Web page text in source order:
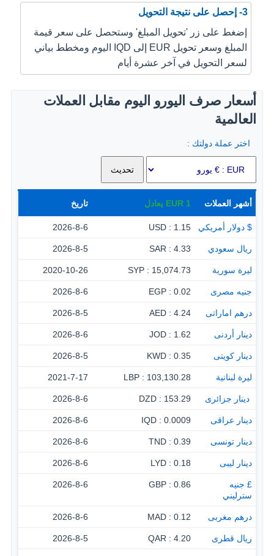
3- إحصل على نتيجة التحويل
إضغط على زر 'تحويل المبلغ' وستحصل على سعر قيمة
المبلغ وسعر تحويل EUR إلى IQD اليوم ومخطط بياني
لسعر التحويل في آخر عشرة أيام
أسعار صرف اليورو اليوم مقابل العملات
العالمية
اختر عملة دولتك :
أشهر العملات 1
EUR يعادل تاريخ
$ دولار أمريكي 1.15 : USD
2026-8-6
ريال سعودي 4.33 : SAR
2026-8-5
ليرة سورية 15,074.73 : SYP
2020-10-26
جنيه مصرى 0.02 : EGP
2026-8-6
درهم اماراتى 4.24 : AED
2026-8-5
دينار أردنى 1.62 : JOD
2026-8-6
دينار كويتى 0.35 : KWD
2026-8-5
ليرة لبنانية 103,130.28 : LBP
2021-7-17
‏ دينار جزائرى 153.29 : DZD
2026-8-6
دينار عراقى 0.0009 : IQD
2026-8-6
دينار تونسى 0.39 : TND
2026-8-6
دينار ليبى 0.18 : LYD
2026-8-6
£ جنيه
سترليني
0.86 : GBP
2026-8-6
درهم مغربى 0.12 : MAD
2026-8-6
ريال قطرى 4.20 : QAR
2026-8-5